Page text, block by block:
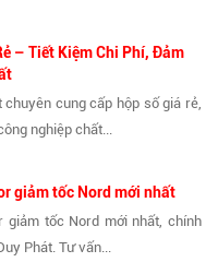
– Tiết Kiệm Chi Phí, Đảm
chuyên cung cấp hộp số giá rẻ,
nghiệp chất...
giảm tốc Nord mới nhất
giảm tốc Nord mới nhất, chính
Phát. Tư vấn...